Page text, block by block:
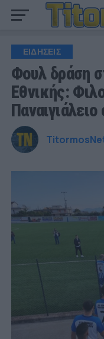
ΕΙΔΗΣΕΙΣ
Φουλ δράση
Εθνικής: